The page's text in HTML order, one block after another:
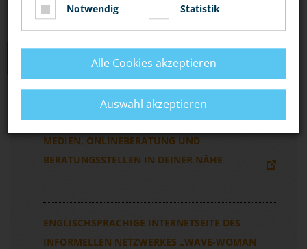
EIN JUGENDPORTAL ZUM THEMA
ZWANGSHEIRAT MIT INFORMATIONEN,
MEDIEN, ONLINEBERATUNG UND
BERATUNGSSTELLEN IN DEINER NÄHE
ENGLISCHSPRACHIGE INTERNETSEITE DES
INFORMELLEN NETZWERKES „WAVE-WOMAN
Notwendig Statistik
Alle Cookies akzeptieren
Auswahl akzeptieren